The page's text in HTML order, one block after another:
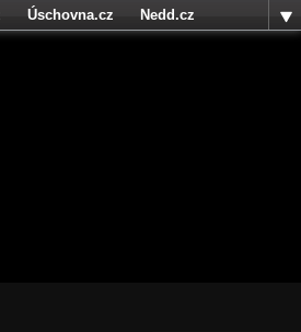
Úschovna.cz
Nedd.cz